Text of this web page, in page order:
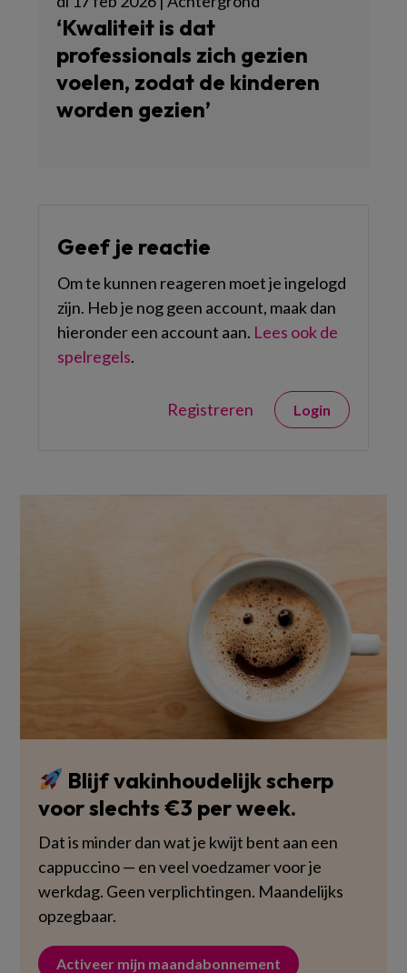
‘Kwaliteit is dat
professionals zich gezien
voelen, zodat de kinderen
worden gezien’
Geef je reactie
Om te kunnen reageren moet je ingelogd
zijn. Heb je nog geen account, maak dan
hieronder een account aan. Lees ook de
spelregels.
Registreren Login
Blijf vakinhoudelijk scherp
voor slechts €3 per week.
Dat is minder dan wat je kwijt bent aan een
cappuccino — en veel voedzamer voor je
werkdag. Geen verplichtingen. Maandelijks
opzegbaar.
Activeer mijn maandabonnement